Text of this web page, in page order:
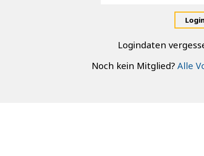
Logindaten
Noch kein Mitglied? Alle